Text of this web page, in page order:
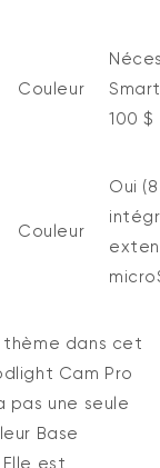
Couleur
100 $
Couleur
Oui
thème dans cet
Cam Pro
pas une seule
Base
est